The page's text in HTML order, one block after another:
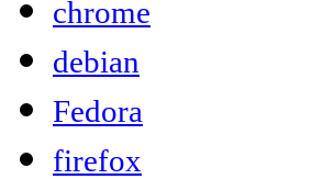
chrome
debian
Fedora
firefox